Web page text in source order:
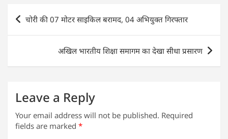
s
A
e
b
o
o
er e
dI
n
l e
Post
navigation
चोरी की 07 मोटर साइकिल बरामद, 04 अभियुक्त गिरफ्तार
अखिल भारतीय शिक्षा समागम का देखा सीधा प्रसारण
Leave a Reply
Your email address will not be published. Required
fields are marked *